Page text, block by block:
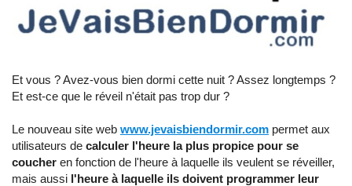
Et vous ? Avez-vous bien dormi cette nuit ? Assez longtemps ?
Et est-ce que le réveil n'était pas trop dur ?
Le nouveau site web www.jevaisbiendormir.com permet aux
utilisateurs de calculer l'heure la plus propice pour se
coucher en fonction de l'heure à laquelle ils veulent se réveiller,
mais aussi l'heure à laquelle ils doivent programmer leur